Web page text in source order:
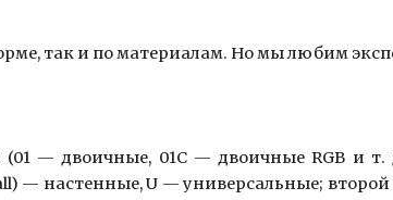
так и по материалам. Но мы любим
—двоичные, 01С — двоичные RGB и т.
— настенные, U —универсальные; второй